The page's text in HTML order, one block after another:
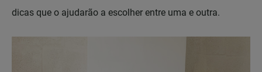
dicas que o ajudarão a escolher entre uma e outra.